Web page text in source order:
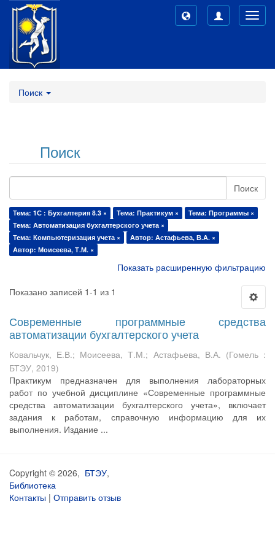
Поиск
Поиск
Поиск
Тема: 1С : Бухгалтерия 8.3 × Тема: Практикум ×
Тема: Программы ×
Тема: Автоматизация бухгалтерского учета ×
Тема: Компьютеризация учета ×
Автор: Астафьева, В.А. ×
Автор: Моисеева, Т.М. ×
Показать расширенную фильтрацию
Показано записей 1-1 из 1
Современные программные средства
автоматизации бухгалтерского учета
Ковальчук, Е.В.; Моисеева, Т.М.; Астафьева, В.А. (Гомель :
БТЭУ, 2019)
Практикум предназначен для выполнения лабораторных
работ по учебной дисциплине «Современные программные
средства автоматизации бухгалтерского учета», включает
задания к работам, справочную информацию для их
выполнения. Издание ...
Copyright © 2026, БТЭУ,
Библиотека
Контакты | Отправить отзыв